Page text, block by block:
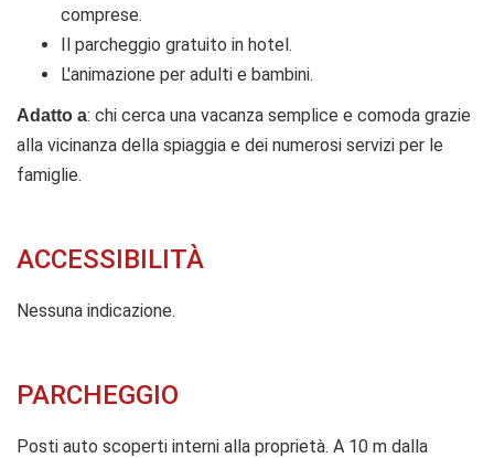
comprese.
Il parcheggio gratuito in hotel.
L'animazione per adulti e bambini.
Adatto a: chi cerca una vacanza semplice e comoda grazie
alla vicinanza della spiaggia e dei numerosi servizi per le
famiglie.
ACCESSIBILITÀ
Nessuna indicazione.
PARCHEGGIO
Posti auto scoperti interni alla proprietà. A 10 m dalla